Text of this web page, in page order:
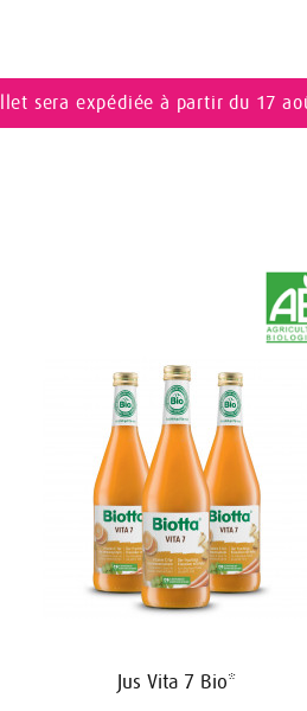
sera expédiée à partir du 17
Jus Vita 7 Bio*